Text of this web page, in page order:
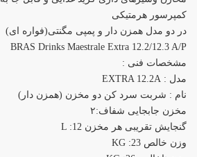
کمپرسور هرمتیکی
در دو مدل همزن دار و پمپی مگنتی(فواره ای)
BRAS Drinks Maestrale Extra 12.2/12.3 A/P
مشخصات فنی :
مدل : EXTRA 12.2A
نام : شربت سرد کن دو مخزن (همزن دار)
مخزن جابجایی شفاف:۲
گنجایش تقریبی هر مخزن L :12
وزن خالص KG :23